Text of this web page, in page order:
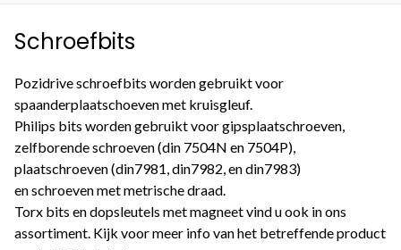
Schroefbits
Pozidrive schroefbits worden gebruikt voor
spaanderplaatschoeven met kruisgleuf.
Philips bits worden gebruikt voor gipsplaatschroeven,
zelfborende schroeven (din 7504N en 7504P),
plaatschroeven (din7981, din7982, en din7983)
en schroeven met metrische draad.
Torx bits en dopsleutels met magneet vind u ook in ons
assortiment. Kijk voor meer info van het betreffende product